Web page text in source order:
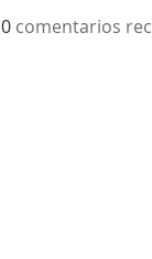
0 comentarios